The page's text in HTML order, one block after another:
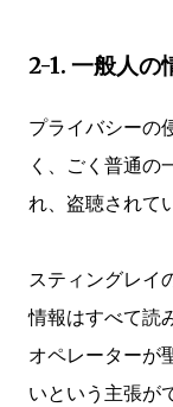
2-1. 一般人の
プライバシーの
く、ごく普通の
れ、盗聴されて
スティングレイ
情報はすべて読
オペレーターが
いという主張が